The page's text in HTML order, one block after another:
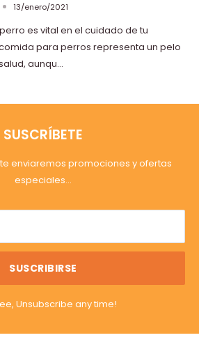
13/enero/2021
es vital en el cuidado de tu
para perros representa un pelo
aunqu...
SUSCRÍBETE
enviaremos promociones y ofertas
especiales...
SUSCRIBIRSE
Unsubscribe any time!